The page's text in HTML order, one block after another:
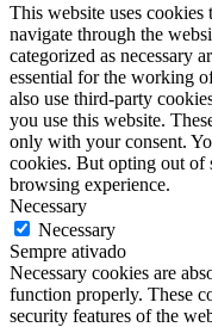
This website uses
navigate through the
categorized as necessary
essential for the working
also use third-party
you use this website.
only with your consent.
cookies. But opting out of
browsing experience.
Necessary
Necessary
Sempre ativado
Necessary cookies are
function properly. These
security features of the